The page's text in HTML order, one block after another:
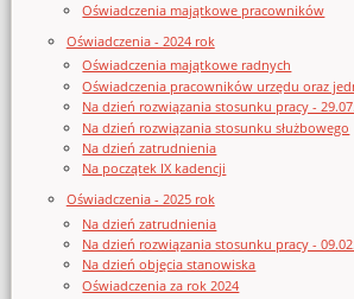
Oświadczenia majątkowe pracowników
Oświadczenia - 2024 rok
Oświadczenia majątkowe radnych
Oświadczenia pracowników urzędu oraz
Na dzień rozwiązania stosunku pracy -
Na dzień rozwiązania stosunku służbowego
Na dzień zatrudnienia
Na początek IX kadencji
Oświadczenia - 2025 rok
Na dzień zatrudnienia
Na dzień rozwiązania stosunku pracy -
Na dzień objęcia stanowiska
Oświadczenia za rok 2024